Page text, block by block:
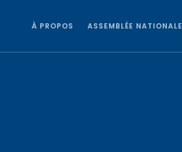
À PROPOS ASSEMBLÉE NATIONALE